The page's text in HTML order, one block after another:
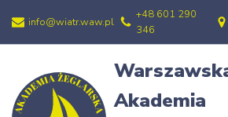
Przejdź
treści
info@wiatr.waw.pl
+48 601 290
346
Akademia